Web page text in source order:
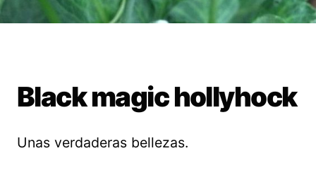
Black magic hollyhock
Unas verdaderas bellezas.